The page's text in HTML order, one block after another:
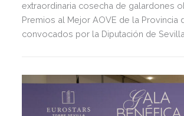
extraordinaria cosecha de galardones
Premios al Mejor AOVE de la Provincia
convocados por la Diputación de Sevilla.